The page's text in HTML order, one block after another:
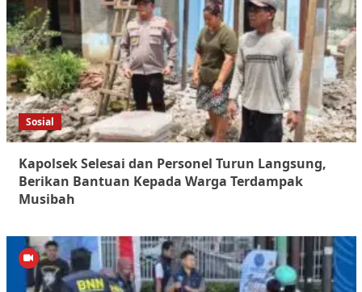
Sosial
Kapolsek Selesai dan Personel Turun Langsung,
Berikan Bantuan Kepada Warga Terdampak
Musibah